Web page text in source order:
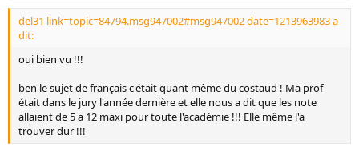
del31 link=topic=84794.msg947002#msg947002 date=1213963983 a
dit:
oui bien vu !!!
ben le sujet de français c'était quant même du costaud ! Ma prof
était dans le jury l'année dernière et elle nous a dit que les note
allaient de 5 a 12 maxi pour toute l'académie !!! Elle même l'a
trouver dur !!!